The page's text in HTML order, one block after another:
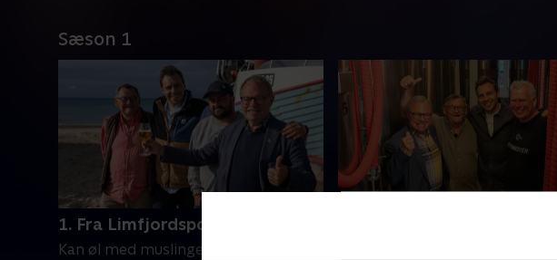
Sæson 1
1. Fra Limfjordsporter til fiskerøl
Kan øl med muslingefond og porse i